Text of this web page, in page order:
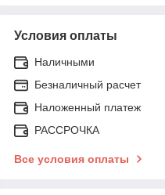
Условия оплаты
Наличными
Безналичный расчет
Наложенный платеж
РАССРОЧКА
Все условия оплаты